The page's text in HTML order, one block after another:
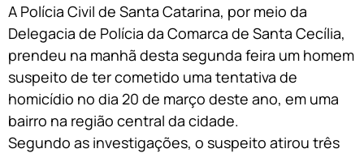
A Polícia Civil de Santa Catarina, por meio da
Delegacia de Polícia da Comarca de Santa Cecília,
prendeu na manhã desta segunda feira um homem
suspeito de ter cometido uma tentativa de
homicídio no dia 20 de março deste ano, em uma
bairro na região central da cidade.
Segundo as investigações, o suspeito atirou três